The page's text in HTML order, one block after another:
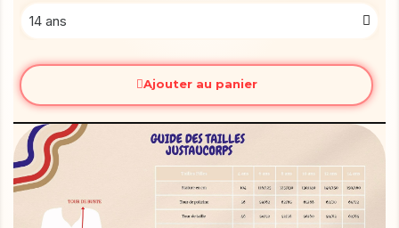
Ajouter au panier